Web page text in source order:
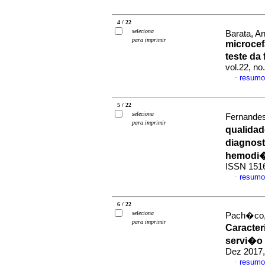
4 / 22
seleciona
para imprimir
Barata,
teste da
vol.22,
·
5 / 22
seleciona
para imprimir
ISSN
·
6 / 22
seleciona
para imprimir
servi�o
Dez
·